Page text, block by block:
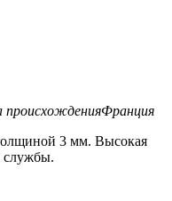
происхожденияФранция
3 мм. Высокая
службы.